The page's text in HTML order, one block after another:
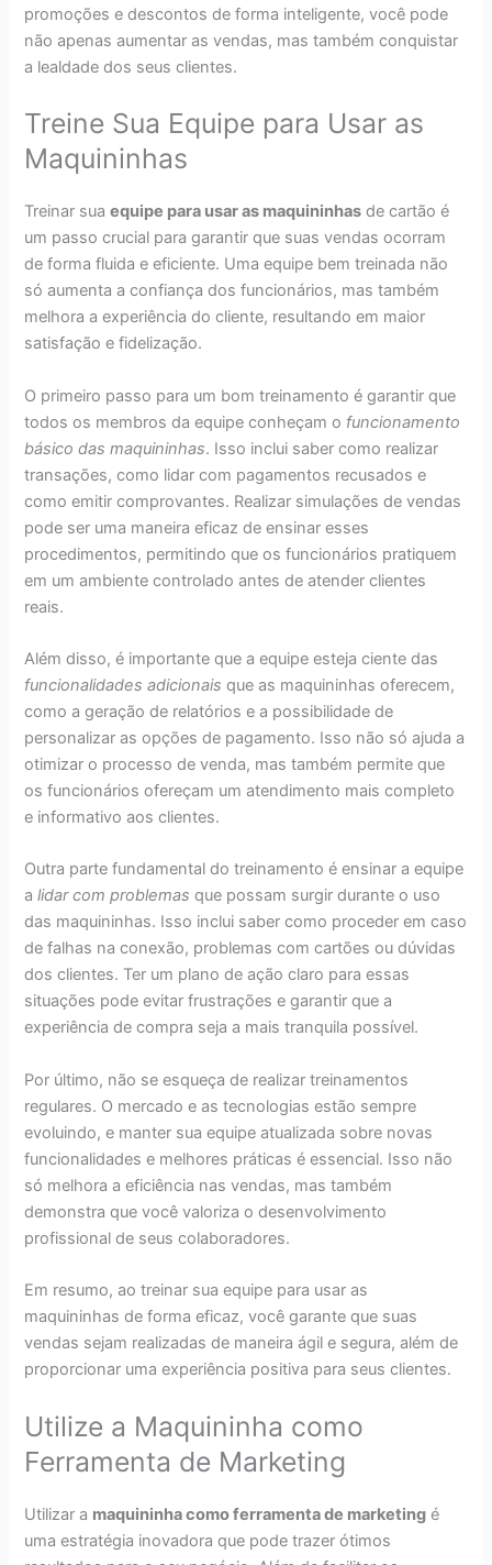
promoções e descontos de forma inteligente, você pode
não apenas aumentar as vendas, mas também conquistar
a lealdade dos seus clientes.
Treine Sua Equipe para Usar as
Maquininhas
Treinar suaequipe para usar as maquininhas de cartão é
um passo crucial para garantir que suas vendas ocorram
de forma fluida e eficiente. Uma equipe bem treinada não
só aumenta a confiança dos funcionários, mas também
melhora a experiência do cliente, resultando em maior
satisfação e fidelização.
O primeiro passo para um bom treinamento é garantir que
todos os membros da equipe conheçam o funcionamento
básico das maquininhas. Isso inclui saber como realizar
transações, como lidar com pagamentos recusados e
como emitir comprovantes. Realizar simulações de vendas
pode ser uma maneira eficaz de ensinar esses
procedimentos, permitindo que os funcionários pratiquem
em um ambiente controlado antes de atender clientes
reais.
Além disso, é importante que a equipe esteja ciente das
funcionalidades adicionais que as maquininhas oferecem,
como a geração de relatórios e a possibilidade de
personalizar as opções de pagamento. Isso não só ajuda a
otimizar o processo de venda, mas também permite que
os funcionários ofereçam um atendimento mais completo
e informativo aos clientes.
Outra parte fundamental do treinamento é ensinar a equipe
alidar com problemas que possam surgir durante o uso
das maquininhas. Isso inclui saber como proceder em caso
de falhas na conexão, problemas com cartões ou dúvidas
dos clientes. Ter um plano de ação claro para essas
situações pode evitar frustrações e garantir que a
experiência de compra seja a mais tranquila possível.
Por último, não se esqueça de realizar treinamentos
regulares. O mercado e as tecnologias estão sempre
evoluindo, e manter sua equipe atualizada sobre novas
funcionalidades e melhores práticas é essencial. Isso não
só melhora a eficiência nas vendas, mas também
demonstra que você valoriza o desenvolvimento
profissional de seus colaboradores.
Em resumo, ao treinar sua equipe para usar as
maquininhas de forma eficaz, você garante que suas
vendas sejam realizadas de maneira ágil e segura, além de
proporcionar uma experiência positiva para seus clientes.
Utilize a Maquininha como
Ferramenta de Marketing
Utilizar a maquininha como ferramenta de marketing é
uma estratégia inovadora que pode trazer ótimos